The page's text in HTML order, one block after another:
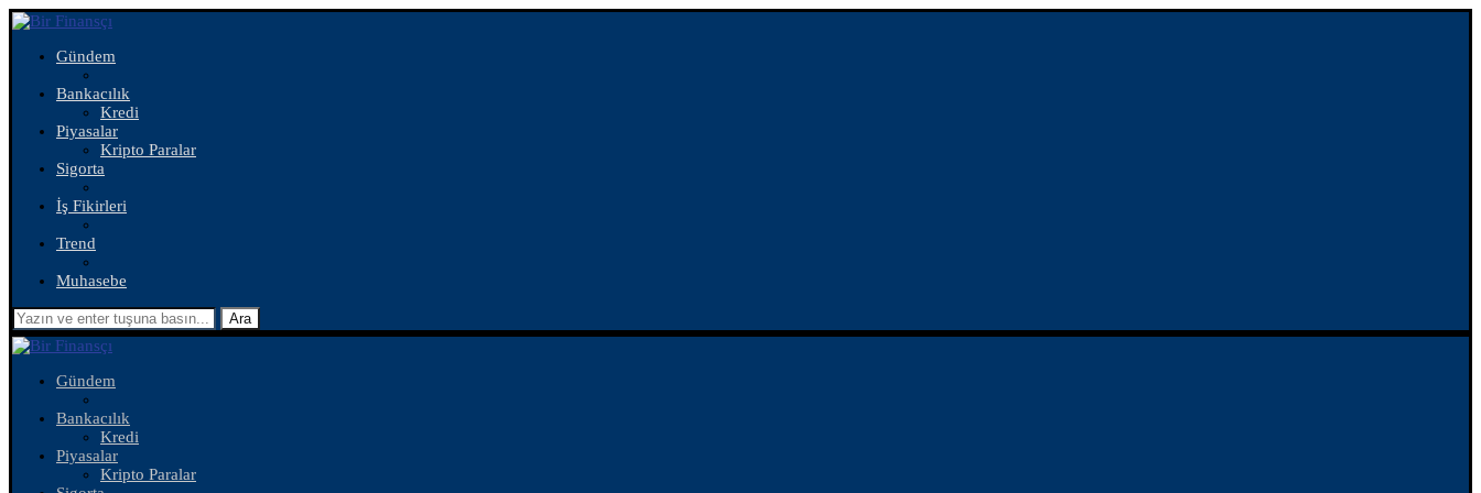
Gündem
Bankacılık
Kredi
Piyasalar
Kripto Paralar
Sigorta
İş Fikirleri
Trend
Muhasebe
Ara
Gündem
Bankacılık
Kredi
Piyasalar
Kripto Paralar